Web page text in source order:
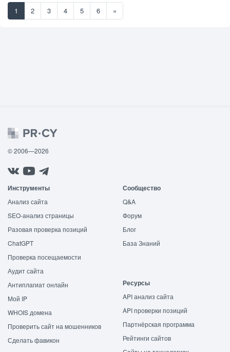
1 2 3 4 5 6 »
© 2006—2026
Инструменты
Анализ сайта
SEO-анализ страницы
Разовая проверка позиций
ChatGPT
Проверка посещаемости
Аудит сайта
Антиплагиат онлайн
Мой IP
WHOIS домена
Проверить сайт на мошенников
Сделать фавикон
Сообщество
Q&A
Форум
Блог
База Знаний
Ресурсы
API анализ сайта
API проверки позиций
Партнёрская программа
Рейтинги сайтов